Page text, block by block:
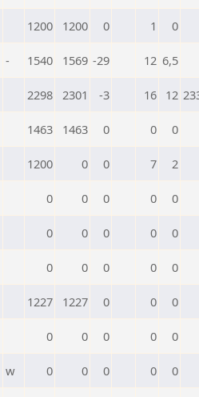
1200 1200 0 1 0
- 1540 1569 -29 12 6,5
2298 2301 -3 16 12
1463 1463 0 0 0
1200 0 0 7 2
0 0 0 0 0
0 0 0 0 0
0 0 0 0 0
1227 1227 0 0 0
0 0 0 0 0
w 0 0 0 0 0